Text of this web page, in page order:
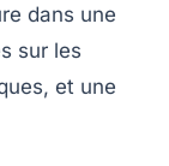
dans une
sur les
et une